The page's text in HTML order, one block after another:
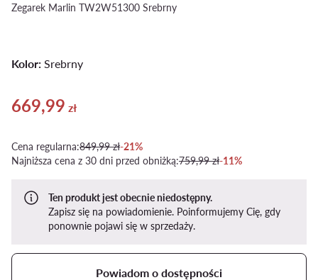
Zegarek Marlin TW2W51300 Srebrny
Kolor: Srebrny
Aktualna cena 669,99 zł
669,99 zł
Cena regularna:849,99 zł-21%
Najniższa cena z 30 dni przed obniżką:759,99 zł-11%
Ten produkt jest obecnie niedostępny.
Zapisz się na powiadomienie. Poinformujemy Cię, gdy
ponownie pojawi się w sprzedaży.
Powiadom o dostępności